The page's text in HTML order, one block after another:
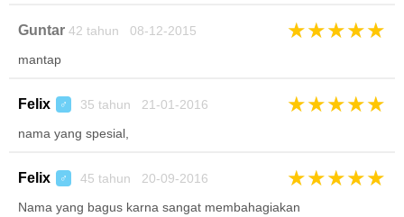
Guntar 42 tahun 08-12-2015 ★★★★★
mantap
Felix ♂ 35 tahun 21-01-2016 ★★★★★
nama yang spesial,
Felix ♂ 45 tahun 20-09-2016 ★★★★★
Nama yang bagus karna sangat membahagiakan